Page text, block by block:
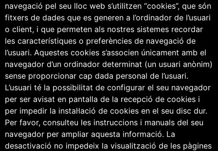
navegació pel seu lloc web s’utilitzen “cookies”, que són
fitxers de dades que es generen a l’ordinador de l’usuari
o client, i que permeten als nostres sistemes recordar
les característiques o preferències de navegació de
l’usuari. Aquestes cookies s’associen únicament amb el
navegador d’un ordinador determinat (un usuari anònim)
sense proporcionar cap dada personal de l’usuari.
L’usuari té la possibilitat de configurar el seu navegador
per ser avisat en pantalla de la recepció de cookies i
per impedir la instal·lació de cookies en el seu disc dur.
Per favor, consulteu les instruccions i manuals del seu
navegador per ampliar aquesta informació. La
desactivació no impedeix la visualització de les pàgines